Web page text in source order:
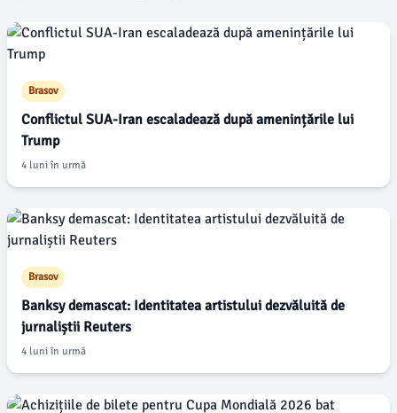
Brasov
Conflictul SUA-Iran escaladează după amenințările lui
Trump
4 luni în urmă
Brasov
Banksy demascat: Identitatea artistului dezvăluită de
jurnaliștii Reuters
4 luni în urmă